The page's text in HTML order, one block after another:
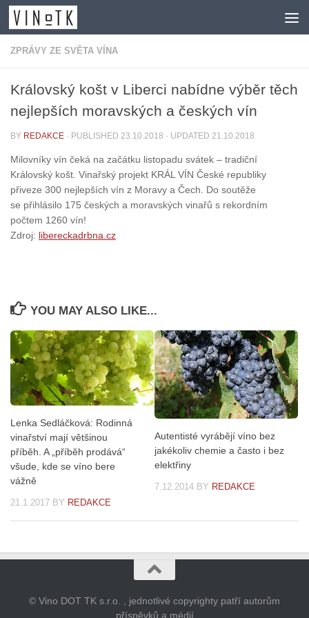
Skip to content
ZPRÁVY ZE SVĚTA VÍNA
Královský košt v Liberci nabídne výběr těch
nejlepších moravských a českých vín
BY REDAKCE · PUBLISHED 23.10.2018 · UPDATED 21.10.2018
Milovníky vín čeká na začátku listopadu svátek – tradiční
Královský košt. Vinařský projekt KRÁL VÍN České republiky
přiveze 300 nejlepších vín z Moravy a Čech. Do soutěže
se přihlásilo 175 českých a moravských vinařů s rekordním
počtem 1260 vín!
Zdroj: libereckadrbna.cz
YOU MAY ALSO LIKE...
Lenka Sedláčková: Rodinná
vinařství mají většinou
příběh. A „příběh prodává“
všude, kde se víno bere
vážně
21.1.2017 BY REDAKCE
Autentisté vyrábějí víno bez
jakékoliv chemie a často i bez
elektřiny
7.12.2014 BY REDAKCE
© Vino DOT TK s.r.o. , jednotlivé copyrighty patří autorům
příspěvků a médií